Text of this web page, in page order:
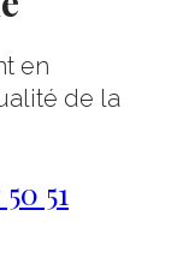
en
de la
51